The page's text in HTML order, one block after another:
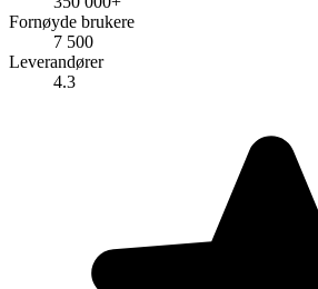
Fornøyde brukere
7 500
Leverandører
4.3